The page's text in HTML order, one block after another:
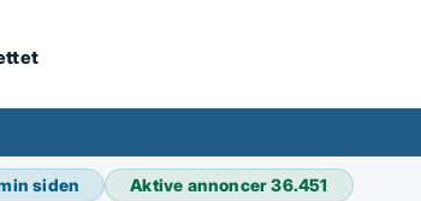
siden Aktive annoncer36.451